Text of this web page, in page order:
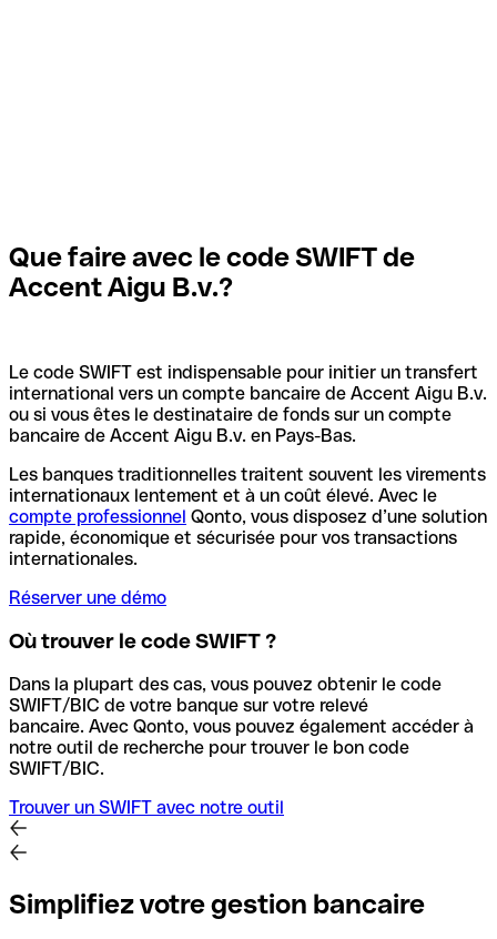
Que faire avec le code SWIFT de
Accent Aigu B.v.?
Le code SWIFT est indispensable pour initier un transfert
international vers un compte bancaire de Accent Aigu B.v.
ou si vous êtes le destinataire de fonds sur un compte
bancaire de Accent Aigu B.v. en Pays-Bas.
Les banques traditionnelles traitent souvent les virements
internationaux lentement et à un coût élevé. Avec le
compte professionnel Qonto, vous disposez d’une solution
rapide, économique et sécurisée pour vos transactions
internationales.
Réserver une démo
Où trouver le code SWIFT ?
Dans la plupart des cas, vous pouvez obtenir le code
SWIFT/BIC de votre banque sur votre relevé
bancaire. Avec Qonto, vous pouvez également accéder à
notre outil de recherche pour trouver le bon code
SWIFT/BIC.
Trouver un SWIFT avec notre outil
Simplifiez votre gestion bancaire